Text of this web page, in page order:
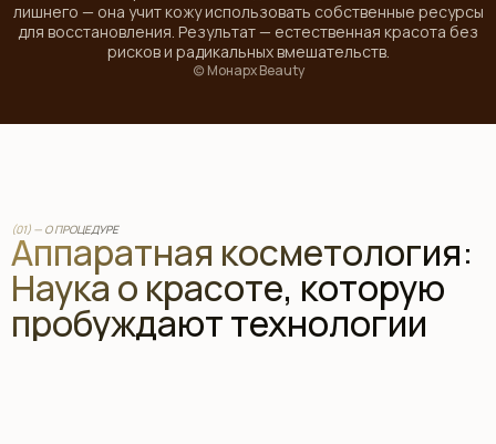
лишнего — она учит кожу использовать собственные ресурсы
для восстановления. Результат — естественная красота без
рисков и радикальных вмешательств.
(c) Монарх Beauty
(01) — О ПРОЦЕДУРЕ
Аппаратная косметология:
Наука о красоте, которую
пробуждают технологии